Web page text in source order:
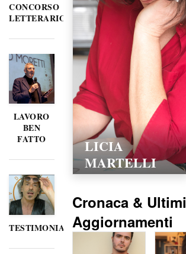
CONCORSO
LETTERARIO
LAVORO
BEN
FATTO
TESTIMONIANZE
LICIA
MARTELLI
Cronaca & Ultimi
Aggiornamenti